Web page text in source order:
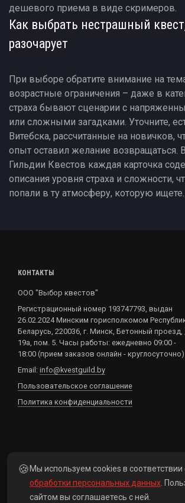
дешевого приема в виде скримеров.
Как выбрать нестрашный
разочарует
При выборе обратите внимание на
возрастные ограничения – даже в
страха бывают сценарии с
или сложными загадками. Уточните,
Витебска, рассчитанные на новичков,
опыт оставил желание возвращаться.
Гильдии Квестов каждая карточка
описания уровня страха и сложности,
попали в ту атмосферу, которую ищете.
КОНТАКТЫ
ООО "Выбор квестов"
Регистрационный номер 193747793, выдан
26.02.2024 Минским горисполкомом
Беларусь, 220036, г. Минск, Бетонный проезд,
19а, пом. 5. Часы работы: ежедневно 09:00 -
18:00 (прием заказов онлайн - круглосуточно)
Email: info@kvestguild.by
Пользовательское соглашение
Политика конфиденциальности
текст и нажмите клавиши Ctrl + Enter !
🍪 Мы используем cookies в соответствии
обработки персональных данных .
сайтом вы соглашаетесь с ней.